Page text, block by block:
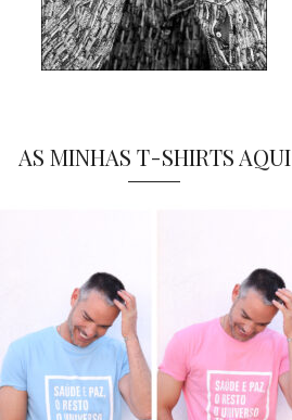
AS MINHAS T-SHIRTS AQUI